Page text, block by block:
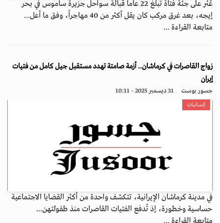
عُثر على جثة فتاة تبلغ 22 عاماً قبالة سواحل جزيرة ساموس في بحر
إيجه، بعد غرق مركب كان يقل أكثر من 40 مهاجراً، وفق ما أعل...
متابعة القراءة ...
زواج القاصرات في كرماشان.. أزمة صامتة تهدد مستقبل جيل كامل من فتيات
إيران
جسور بوست 31 ديسمبر 2025 - 10:11
إنسانيات
في مدينة كرماشان الإيرانية، تتكشف واحدة من أكثر القضايا الاجتماعية
حساسية وخطورة، إذ تُدفع الفتيات القاصرات منذ طفولتهن...
متابعة القراءة ...